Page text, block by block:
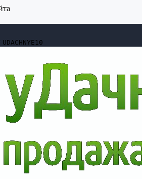
UDACHNYE10